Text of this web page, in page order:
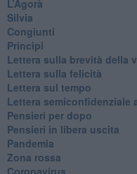
L’Agorà
Silvia
Congiunti
Principi
​Lettera sulla brevità della
​Lettera sulla felicità
​Lettera sul tempo
Lettera semiconfidenziale
Pensieri per dopo
​Pensieri in libera uscita
Pandemia
Zona rossa
Coronavirus